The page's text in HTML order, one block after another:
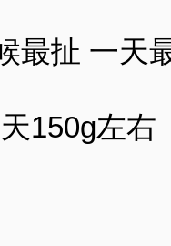
最扯 一天
150g左右